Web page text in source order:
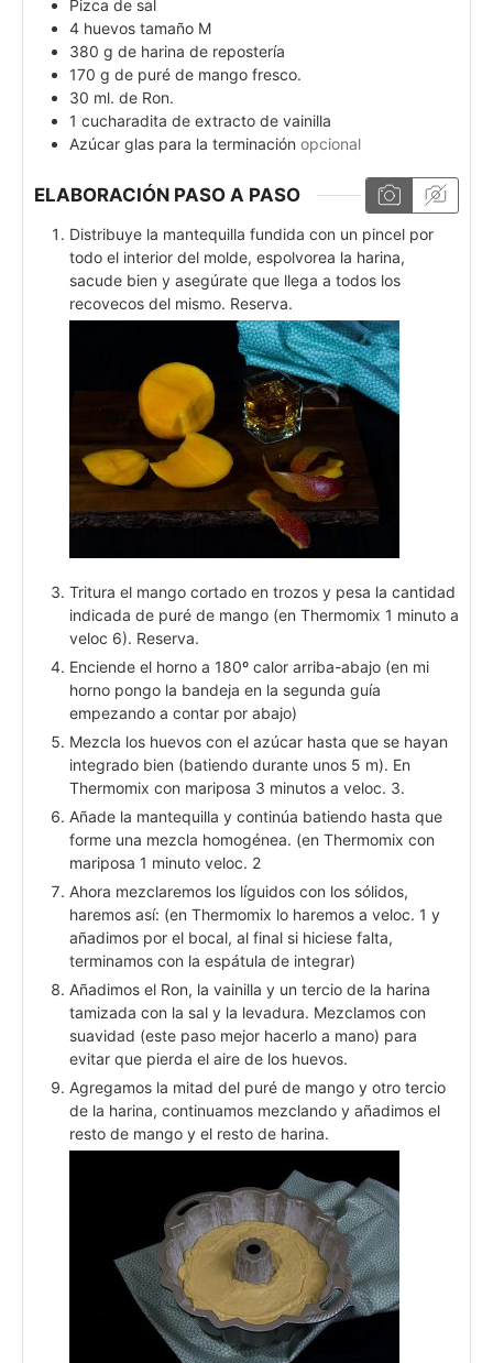
Pizca de sal
4 huevos tamaño M
380 g de harina de repostería
170 g de puré de mango fresco.
30 ml. de Ron.
1 cucharadita de extracto de vainilla
Azúcar glas para la terminación opcional
ELABORACIÓN PASO A PASO
Distribuye la mantequilla fundida con un pincel por
todo el interior del molde, espolvorea la harina,
sacude bien y asegúrate que llega a todos los
recovecos del mismo. Reserva.
Tritura el mango cortado en trozos y pesa la cantidad
indicada de puré de mango (en Thermomix 1 minuto a
veloc 6). Reserva.
Enciende el horno a 180º calor arriba-abajo (en mi
horno pongo la bandeja en la segunda guía
empezando a contar por abajo)
Mezcla los huevos con el azúcar hasta que se hayan
integrado bien (batiendo durante unos 5 m). En
Thermomix con mariposa 3 minutos a veloc. 3.
Añade la mantequilla y continúa batiendo hasta que
forme una mezcla homogénea. (en Thermomix con
mariposa 1 minuto veloc. 2
Ahora mezclaremos los líguidos con los sólidos,
haremos así: (en Thermomix lo haremos a veloc. 1 y
añadimos por el bocal, al final si hiciese falta,
terminamos con la espátula de integrar)
Añadimos el Ron, la vainilla y un tercio de la harina
tamizada con la sal y la levadura. Mezclamos con
suavidad (este paso mejor hacerlo a mano) para
evitar que pierda el aire de los huevos.
Agregamos la mitad del puré de mango y otro tercio
de la harina, continuamos mezclando y añadimos el
resto de mango y el resto de harina.